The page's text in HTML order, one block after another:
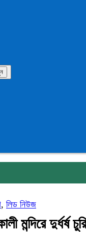
, লিড নিউজ
মন্দিরে দুর্ধর্ষ চুরি